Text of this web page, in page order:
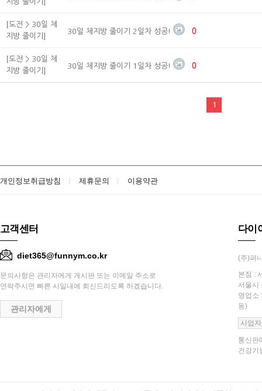
[도전 > 30일 체
지방 줄이기]
30일 체지방 줄이기 2일차 성공! 0
[도전 > 30일 체
지방 줄이기]
30일 체지방 줄이기 1일차 성공! 0
1
개인정보취급방침 제휴문의 이용약관
고객센터
diet365@funnym.co.kr
문의사항은 관리자에게 게시판 또는 이메일 주소로
연락주시면 빠른 시일내에 회신드리도록 하겠습니다.
관리자에게
다이
(주)퍼
본점 :
서울시
영업소
동)
사업
통신판
건강기